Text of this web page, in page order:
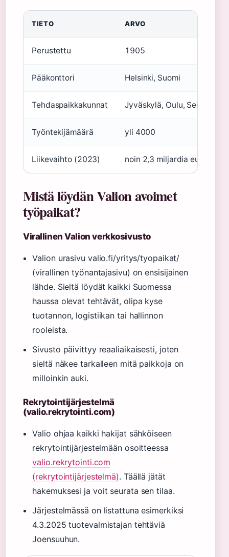
TIETO ARVO
Perustettu 1905
Pääkonttori Helsinki, Suomi
Tehdaspaikkakunnat Jyväskylä, Oulu, Seinäjoki,
Työntekijämäärä yli 4000
Liikevaihto (2023) noin 2,3 miljardia euroa
Mistä löydän Valion avoimet
työpaikat?
Virallinen Valion verkkosivusto
Valion urasivu valio.fi/yritys/tyopaikat/
(virallinen työnantajasivu) on ensisijainen
lähde. Sieltä löydät kaikki Suomessa
haussa olevat tehtävät, olipa kyse
tuotannon, logistiikan tai hallinnon
rooleista.
Sivusto päivittyy reaaliaikaisesti, joten
sieltä näkee tarkalleen mitä paikkoja on
milloinkin auki.
Rekrytointijärjestelmä
(valio.rekrytointi.com)
Valio ohjaa kaikki hakijat sähköiseen
rekrytointijärjestelmään osoitteessa
valio.rekrytointi.com
(rekrytointijärjestelmä). Täällä jätät
hakemuksesi ja voit seurata sen tilaa.
Järjestelmässä on listattuna esimerkiksi
4.3.2025 tuotevalmistajan tehtäviä
Joensuuhun.